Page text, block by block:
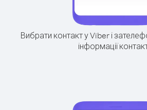
Вибрати контакт у Viber і
інформації